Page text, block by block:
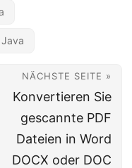
NÄCHSTE SEITE »
Konvertieren Sie
gescannte PDF
Dateien in Word
DOCX oder DOC